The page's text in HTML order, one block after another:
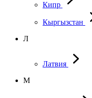
Кипр
Кыргызстан
Л
Латвия
М